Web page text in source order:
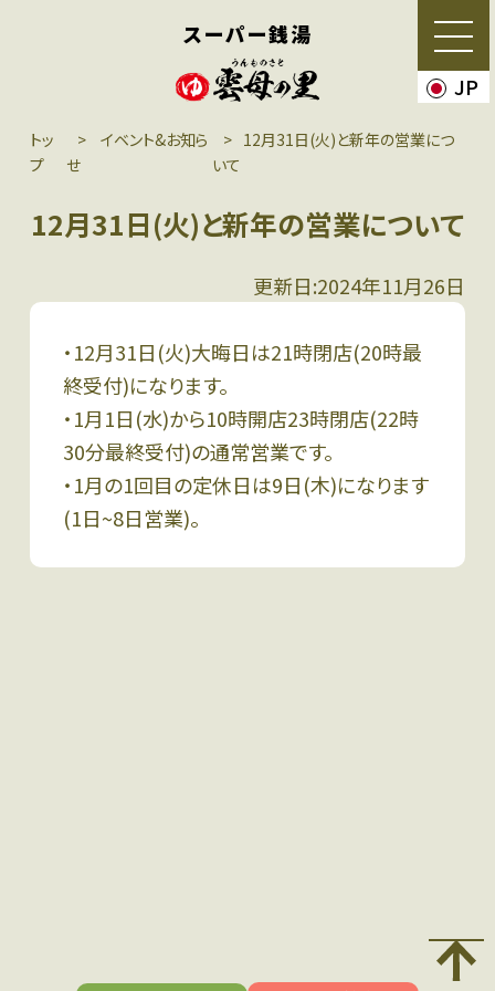
スーパー銭湯
JP
トッ
プ
イベント&お知ら
せ
12月31日(火)と新年の営業につ
いて
12月31日(火)と新年の営業について
更新日:2024年11月26日
・12月31日(火)大晦日は21時閉店(20時最
終受付)になります。
・1月1日(水)から10時開店23時閉店(22時
30分最終受付)の通常営業です。
・1月の1回目の定休日は9日(木)になります
(1日~8日営業)。